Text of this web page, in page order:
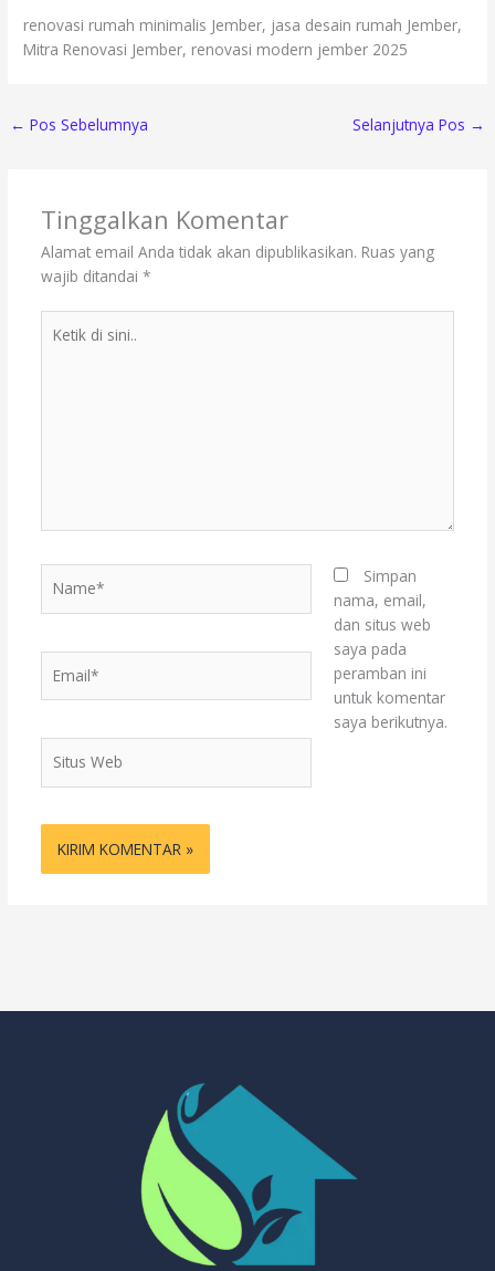
renovasi rumah minimalis Jember, jasa desain rumah Jember,
Mitra Renovasi Jember, renovasi modern jember 2025
← Pos Sebelumnya Selanjutnya Pos →
Tinggalkan Komentar
Alamat email Anda tidak akan dipublikasikan. Ruas yang
wajib ditandai *
Web
Simpan
nama, email,
dan situs web
saya pada
peramban ini
untuk komentar
saya berikutnya.